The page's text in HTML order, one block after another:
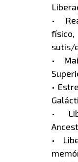
•
sutis/
•
•
•
•